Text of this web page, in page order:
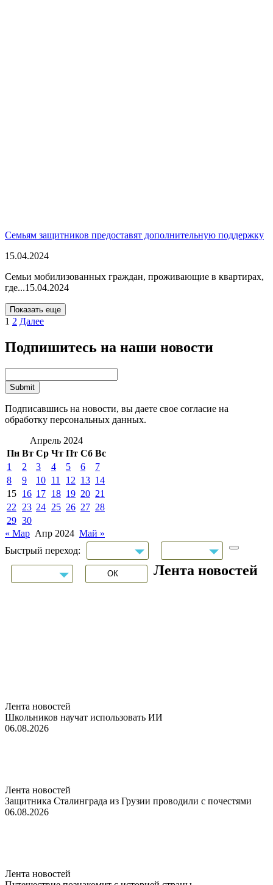
Семьям защитников предоставят дополнительную поддержку
15.04.2024
Семьи мобилизованных граждан, проживающие в квартирах,
где...15.04.2024
Показать еще
1 2 Далее
Подпишитесь на наши новости
Подписавшись на новости, вы даете свое согласие на
обработку персональных данных.
Апрель 2024
Пн Вт Ср Чт Пт Сб Вс
1
2 3 4 5 6
7
8
9 10 11 12 13 14
15 16 17 18 19 20 21
22
23 24 25 26 27 28
29 30
« Мар Апр 2024 Май »
Быстрый переход:
Лента новостей
Лента новостей
Школьников научат использовать ИИ
06.08.2026
Лента новостей
Защитника Сталинграда из Грузии проводили с почестями
06.08.2026
Лента новостей